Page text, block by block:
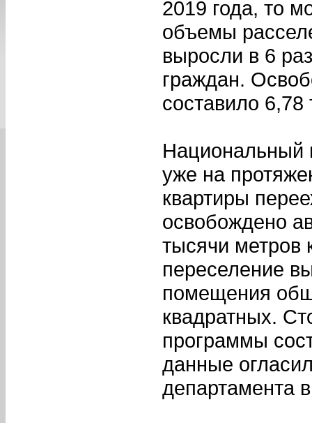
2019 года, то
объемы
выросли в 6
граждан.
составило
Национальный
уже на
квартиры
освобождено
тысячи метров
переселение
помещения
квадратных.
программы
данные
департамента